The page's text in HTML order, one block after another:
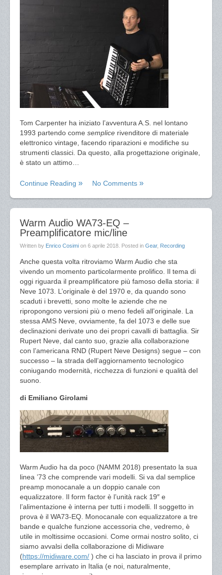
Tom Carpenter ha iniziato l’avventura A.S. nel lontano
1993 partendo come semplice rivenditore di materiale
elettronico vintage, facendo riparazioni e modifiche su
strumenti classici. Da questo, alla progettazione originale,
è stato un attimo…
Continue Reading No Comments
Warm Audio WA73-EQ –
Preamplificatore mic/line
Written by Enrico Cosimi on 6 aprile 2018 . Posted in Gear, Recording
Anche questa volta ritroviamo Warm Audio che sta
vivendo un momento particolarmente prolifico. Il tema di
oggi riguarda il preamplificatore più famoso della storia: il
Neve 1073. L’originale è del 1970 e, da quando sono
scaduti i brevetti, sono molte le aziende che ne
ripropongono versioni più o meno fedeli all’originale. La
stessa AMS Neve, ovviamente, fa del 1073 e delle sue
declinazioni derivate uno dei propri cavalli di battaglia. Sir
Rupert Neve, dal canto suo, grazie alla collaborazione
con l’americana RND (Rupert Neve Designs) segue – con
successo – la strada dell’aggiornamento tecnologico
coniugando modernità, ricchezza di funzioni e qualità del
suono.
di Emiliano Girolami
Warm Audio ha da poco (NAMM 2018) presentato la sua
linea ’73 che comprende vari modelli. Si va dal semplice
preamp monocanale a un doppio canale con
equalizzatore. Il form factor è l’unità rack 19″ e
l’alimentazione è interna per tutti i modelli. Il soggetto in
prova è il WA73-EQ. Monocanale con equalizzatore a tre
bande e qualche funzione accessoria che, vedremo, è
utile in moltissime occasioni. Come ormai nostro solito, ci
siamo avvalsi della collaborazione di Midiware
(https://midiware.com/ ) che ci ha lasciato in prova il primo
esemplare arrivato in Italia (e noi, naturalmente,